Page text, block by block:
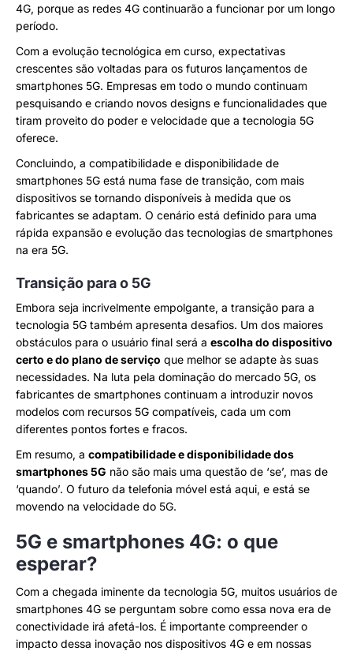
4G, porque as redes 4G continuarão a funcionar por um longo
período.
Com a evolução tecnológica em curso, expectativas
crescentes são voltadas para os futuros lançamentos de
smartphones 5G. Empresas em todo o mundo continuam
pesquisando e criando novos designs e funcionalidades que
tiram proveito do poder e velocidade que a tecnologia 5G
oferece.
Concluindo, a compatibilidade e disponibilidade de
smartphones 5G está numa fase de transição, com mais
dispositivos se tornando disponíveis à medida que os
fabricantes se adaptam. O cenário está definido para uma
rápida expansão e evolução das tecnologias de smartphones
na era 5G.
Transição para o 5G
Embora seja incrivelmente empolgante, a transição para a
tecnologia 5G também apresenta desafios. Um dos maiores
obstáculos para o usuário final será a escolha do dispositivo
certo e do plano de serviço que melhor se adapte às suas
necessidades. Na luta pela dominação do mercado 5G, os
fabricantes de smartphones continuam a introduzir novos
modelos com recursos 5G compatíveis, cada um com
diferentes pontos fortes e fracos.
Em resumo, a compatibilidade e disponibilidade dos
smartphones 5G não são mais uma questão de ‘se’, mas de
‘quando’. O futuro da telefonia móvel está aqui, e está se
movendo na velocidade do 5G.
5G e smartphones 4G: o que
esperar?
Com a chegada iminente da tecnologia 5G, muitos usuários de
smartphones 4G se perguntam sobre como essa nova era de
conectividade irá afetá-los. É importante compreender o
impacto dessa inovação nos dispositivos 4G e em nossas